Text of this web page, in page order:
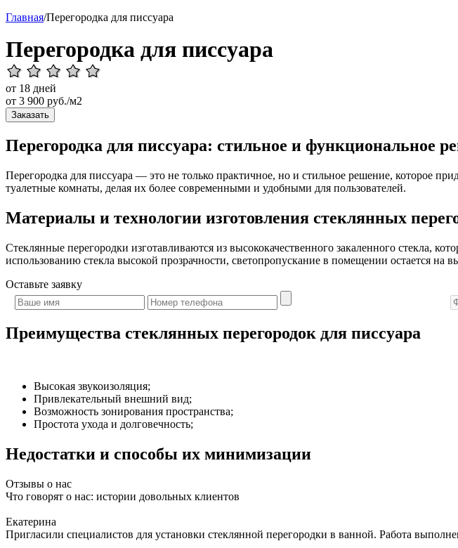
Главная/Перегородка для писсуара
Перегородка для писсуара
от 18 дней
от 3 900 руб./м2
Заказать
Перегородка для писсуара: стильное и функциональное
Перегородка для писсуара — это не только практичное, но и стильное решение, которое
туалетные комнаты, делая их более современными и удобными для пользователей.
Материалы и технологии изготовления стеклянных
Стеклянные перегородки изготавливаются из высококачественного закаленного стекла,
использованию стекла высокой прозрачности, светопропускание в помещении остается на
Оставьте заявку
Преимущества стеклянных перегородок для писсуара
Высокая звукоизоляция;
Привлекательный внешний вид;
Возможность зонирования пространства;
Простота ухода и долговечность;
Недостатки и способы их минимизации
Отзывы о нас
Что говорят о нас: истории довольных клиентов
Екатерина
Пригласили специалистов для установки стеклянной перегородки в ванной. Работа